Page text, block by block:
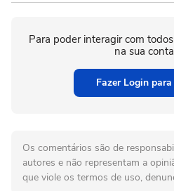
Para poder interagir com
na sua
Fazer Login
Os comentários são de
autores e não representam a
que viole os termos de uso,